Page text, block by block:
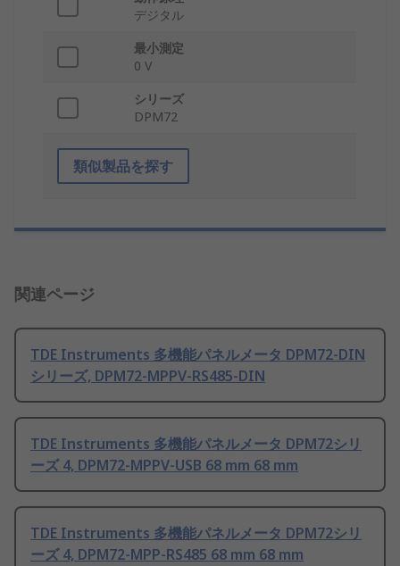
デジタル
最小測定
0 V
シリーズ
DPM72
類似製品を探す
関連ページ
TDE Instruments 多機能パネルメータ DPM72-DIN
シリーズ, DPM72-MPPV-RS485-DIN
TDE Instruments 多機能パネルメータ DPM72シリ
ーズ 4, DPM72-MPPV-USB 68 mm 68 mm
TDE Instruments 多機能パネルメータ DPM72シリ
ーズ 4, DPM72-MPP-RS485 68 mm 68 mm